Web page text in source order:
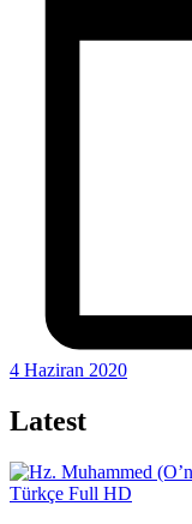
4 Haziran 2020
Latest